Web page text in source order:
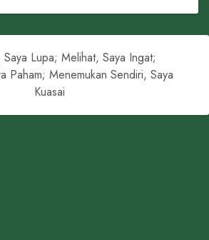
Lupa; Melihat, Saya Ingat;
Paham; Menemukan Sendiri, Saya
Kuasai